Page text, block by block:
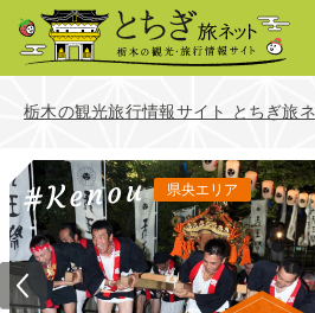
栃木の観光旅行情報サイト とちぎ旅
県央エリア